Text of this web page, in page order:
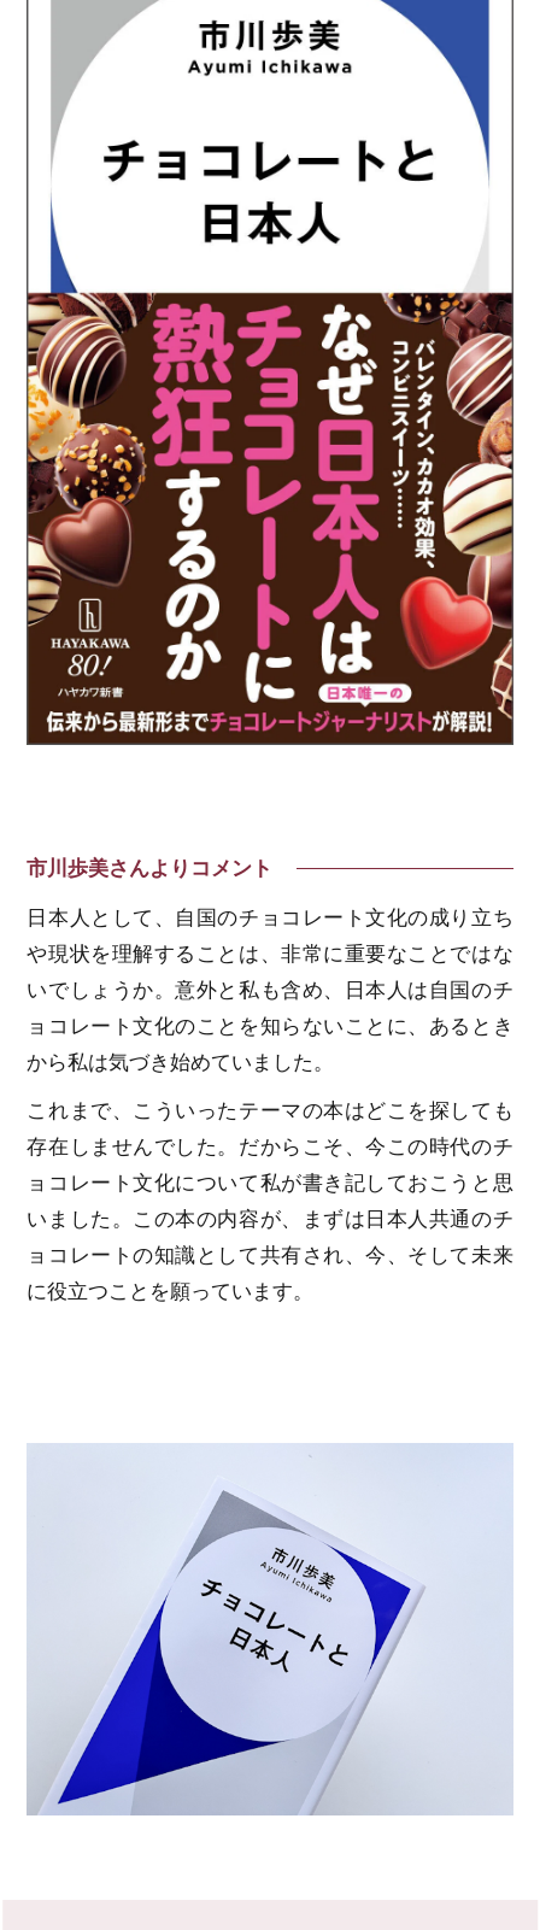
市川歩美さんよりコメント
日本人として、自国のチョコレート文化の成り立ち
や現状を理解することは、非常に重要なことではな
いでしょうか。意外と私も含め、日本人は自国のチ
ョコレート文化のことを知らないことに、あるとき
から私は気づき始めていました。
これまで、こういったテーマの本はどこを探しても
存在しませんでした。だからこそ、今この時代のチ
ョコレート文化について私が書き記しておこうと思
いました。この本の内容が、まずは日本人共通のチ
ョコレートの知識として共有され、今、そして未来
に役立つことを願っています。